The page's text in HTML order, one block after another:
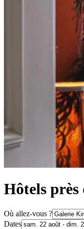
Hôtels
Où allez-vous ?
Dates